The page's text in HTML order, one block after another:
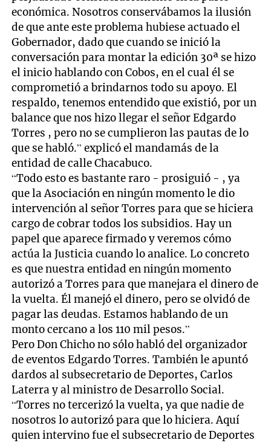
económica. Nosotros conservábamos la ilusión
de que ante este problema hubiese actuado el
Gobernador, dado que cuando se inició la
conversación para montar la edición 30ª se hizo
el inicio hablando con Cobos, en el cual él se
comprometió a brindarnos todo su apoyo. El
respaldo, tenemos entendido que existió, por un
balance que nos hizo llegar el señor Edgardo
Torres , pero no se cumplieron las pautas de lo
que se habló.” explicó el mandamás de la
entidad de calle Chacabuco.
“Todo esto es bastante raro - prosiguió - , ya
que la Asociación en ningún momento le dio
intervención al señor Torres para que se hiciera
cargo de cobrar todos los subsidios. Hay un
papel que aparece firmado y veremos cómo
actúa la Justicia cuando lo analice. Lo concreto
es que nuestra entidad en ningún momento
autorizó a Torres para que manejara el dinero de
la vuelta. Él manejó el dinero, pero se olvidó de
pagar las deudas. Estamos hablando de un
monto cercano a los 110 mil pesos.”
Pero Don Chicho no sólo habló del organizador
de eventos Edgardo Torres. También le apuntó
dardos al subsecretario de Deportes, Carlos
Laterra y al ministro de Desarrollo Social.
“Torres no tercerizó la vuelta, ya que nadie de
nosotros lo autorizó para que lo hiciera. Aquí
quien intervino fue el subsecretario de Deportes